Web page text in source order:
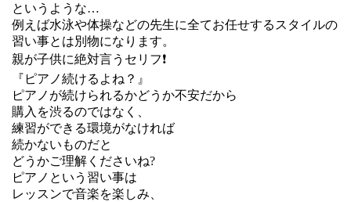
というような…
例えば水泳や体操などの先生に全てお任せするスタイルの
習い事とは別物になります。
親が子供に絶対言うセリフ❗️
『ピアノ続けるよね？』
ピアノが続けられるかどうか不安だから
購入を渋るのではなく、
練習ができる環境がなければ
続かないものだと
どうかご理解くださいね?
ピアノという習い事は
レッスンで音楽を楽しみ、